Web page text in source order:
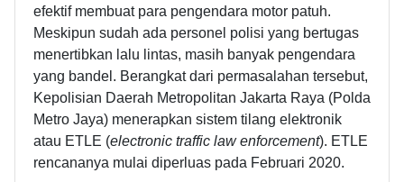
efektif membuat para pengendara motor patuh.
Meskipun sudah ada personel polisi yang bertugas
menertibkan lalu lintas, masih banyak pengendara
yang bandel. Berangkat dari permasalahan tersebut,
Kepolisian Daerah Metropolitan Jakarta Raya (Polda
Metro Jaya) menerapkan sistem tilang elektronik
atau ETLE (electronic traffic law enforcement). ETLE
rencananya mulai diperluas pada Februari 2020.